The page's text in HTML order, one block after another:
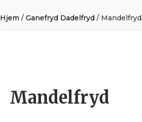
Hjem / Ganefryd Dadelfryd / Mandelfryd
Mandelfryd